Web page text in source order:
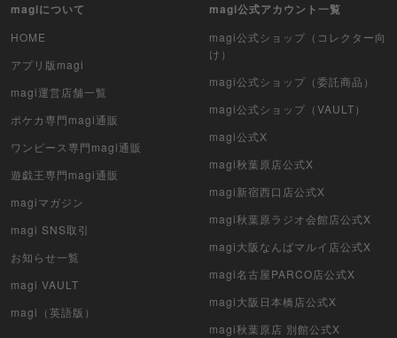
magiについて
HOME
アプリ版magi
magi運営店舗一覧
ポケカ専門magi通販
ワンピース専門magi通販
遊戯王専門magi通販
magiマガジン
magi SNS取引
お知らせ一覧
magi VAULT
magi（英語版）
magi公式アカウント一覧
magi公式ショップ（コレクター向
け）
magi公式ショップ（委託商品）
magi公式ショップ（VAULT）
magi公式X
magi秋葉原店公式X
magi新宿西口店公式X
magi秋葉原ラジオ会館店公式X
magi大阪なんばマルイ店公式X
magi名古屋PARCO店公式X
magi大阪日本橋店公式X
magi秋葉原店 別館公式X